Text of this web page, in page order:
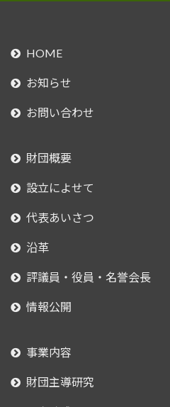
HOME
お知らせ
お問い合わせ
財団概要
設立によせて
代表あいさつ
沿革
評議員・役員・名誉会長
情報公開
事業内容
財団主導研究